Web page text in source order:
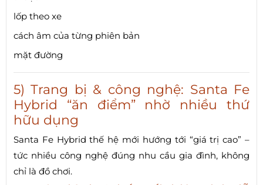
lốp theo xe
cách âm của từng phiên bản
mặt đường
5) Trang bị & công nghệ: Santa Fe
Hybrid “ăn điểm” nhờ nhiều thứ
hữu dụng
Santa Fe Hybrid thế hệ mới hướng tới “giá trị cao” –
tức nhiều công nghệ đúng nhu cầu gia đình, không
chỉ là đồ chơi.